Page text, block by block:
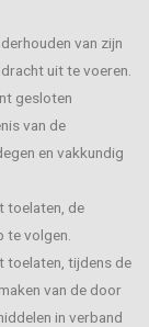
van zijn
uit te voeren.
gesloten
van de
en vakkundig
toelaten, de
te volgen.
toelaten, tijdens de
van de door
in verband